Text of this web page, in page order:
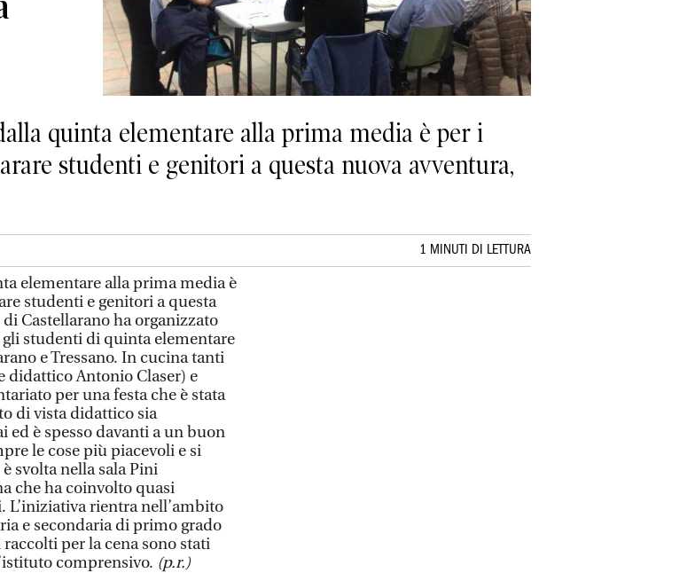
quinta elementare alla prima media è per i
studenti e genitori a questa nuova avventura,
1 MINUTI DI LETTURA
elementare alla prima media è
studenti e genitori a questa
Castellarano ha organizzato
studenti di quinta elementare
e Tressano. In cucina tanti
Antonio Claser) e
per una festa che è stata
di vista didattico sia
ed è spesso davanti a un buon
le cose più piacevoli e si
svolta nella sala Pini
che ha coinvolto quasi
L’iniziativa rientra nell’ambito
e secondaria di primo grado
per la cena sono stati
comprensivo. (p.r.)